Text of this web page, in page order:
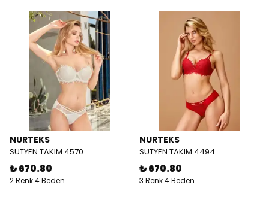
NURTEKS
SÜTYEN TAKIM 4570
₺ 670.80
2 Renk 4 Beden
NURTEKS
SÜTYEN TAKIM 4494
₺ 670.80
3 Renk 4 Beden